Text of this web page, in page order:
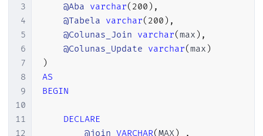
3
4
5
6
7
8
9
10
11
12
@Aba varchar( 200 ) ,
@Tabela varchar( 200 ) ,
@Colunas_Join varchar(max ) ,
@Colunas_Update varchar(max )
)
AS
BEGIN
DECLARE
@join VARCHAR(MAX) ,